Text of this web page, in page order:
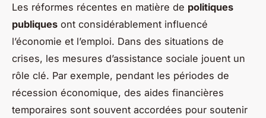
Les réformes récentes en matière de politiques
publiques ont considérablement influencé
l’économie et l’emploi. Dans des situations de
crises, les mesures d’assistance sociale jouent un
rôle clé. Par exemple, pendant les périodes de
récession économique, des aides financières
temporaires sont souvent accordées pour soutenir